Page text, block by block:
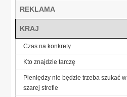
REKLAMA
KRAJ
Czas na konkrety
Kto znajdzie tarczę
Pieniędzy nie będzie trzeba szukać w
szarej strefie